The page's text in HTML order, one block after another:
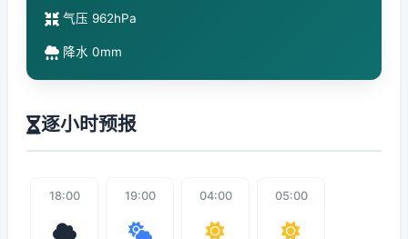
气压 962hPa
降水 0mm
逐小时预报
18:00 19:00 04:00 05:00